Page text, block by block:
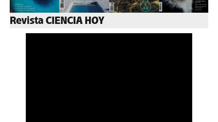
Revista CIENCIA HOY